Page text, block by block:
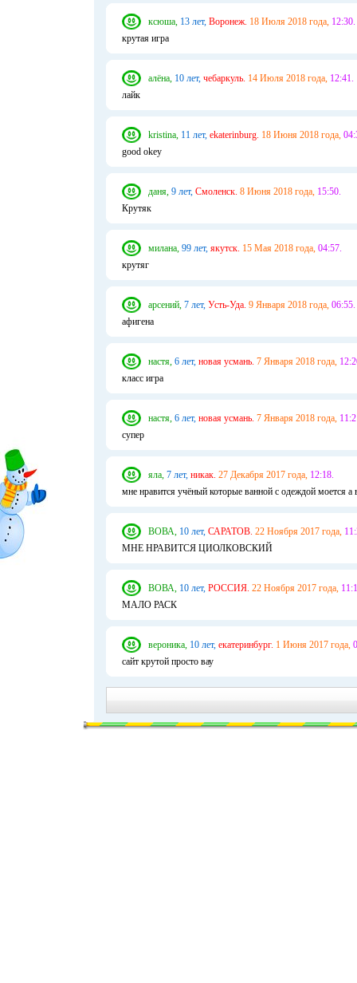
ксюша, 13 лет, Воронеж. 18 Июля 2018 года, 12:30.
крутая игра
алёна, 10 лет, чебаркуль. 14 Июля 2018 года, 12:41.
лайк
kristina, 11 лет, ekaterinburg. 18 Июня 2018 года,
good okey
даня, 9 лет, Смоленск. 8 Июня 2018 года, 15:50.
Крутяк
милана, 99 лет, якутск. 15 Мая 2018 года, 04:57.
крутяг
арсений, 7 лет, Усть-Уда. 9 Января 2018 года, 06:55.
афигена
настя, 6 лет, новая усмань. 7 Января 2018 года,
класс игра
настя, 6 лет, новая усмань. 7 Января 2018 года,
супер
яла, 7 лет, никак. 27 Декабря 2017 года, 12:18.
мне нравится учёный которые ванной с одеждой моется а
ВОВА, 10 лет, САРАТОВ. 22 Ноября 2017 года,
МНЕ НРАВИТСЯ ЦИОЛКОВСКИЙ
ВОВА, 10 лет, РОССИЯ. 22 Ноября 2017 года,
МАЛО РАСК
вероника, 10 лет, екатеринбург. 1 Июня 2017 года,
сайт крутой просто вау